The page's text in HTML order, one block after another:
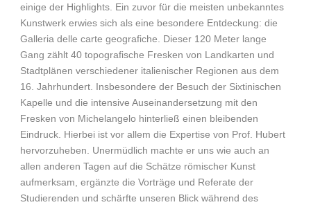
einige der Highlights. Ein zuvor für die meisten unbekanntes
Kunstwerk erwies sich als eine besondere Entdeckung: die
Galleria delle carte geografiche. Dieser 120 Meter lange
Gang zählt 40 topografische Fresken von Landkarten und
Stadtplänen verschiedener italienischer Regionen aus dem
16. Jahrhundert. Insbesondere der Besuch der Sixtinischen
Kapelle und die intensive Auseinandersetzung mit den
Fresken von Michelangelo hinterließ einen bleibenden
Eindruck. Hierbei ist vor allem die Expertise von Prof. Hubert
hervorzuheben. Unermüdlich machte er uns wie auch an
allen anderen Tagen auf die Schätze römischer Kunst
aufmerksam, ergänzte die Vorträge und Referate der
Studierenden und schärfte unseren Blick während des